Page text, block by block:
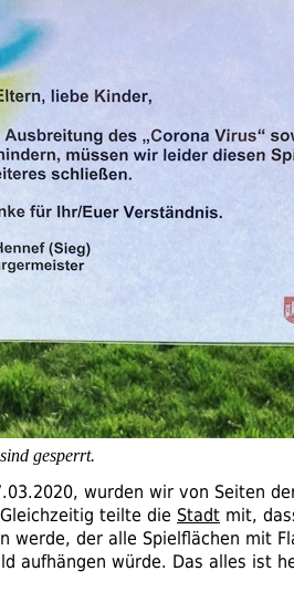
gesperrt.
wurden wir von Seiten
teilte die Stadt mit,
werde, der alle Spielflächen mit
aufhängen würde. Das alles ist